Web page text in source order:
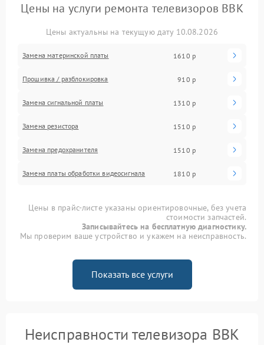
Цены на услуги ремонта телевизоров BBK
Цены актуальны на текущую дату 10.08.2026
Замена материнской платы 1610 р
Прошивка / разблокировка 910 р
Замена сигнальной платы 1310 р
Замена резистора 1510 р
Замена предохранителя 1510 р
Замена платы обработки видеосигнала 1810 р
Цены в прайс-листе указаны ориентировочные, без учета
стоимости запчастей.
Записывайтесь на бесплатную диагностику.
Мы проверим ваше устройство и укажем на неисправность.
Показать все услуги
Неисправности телевизора BBK